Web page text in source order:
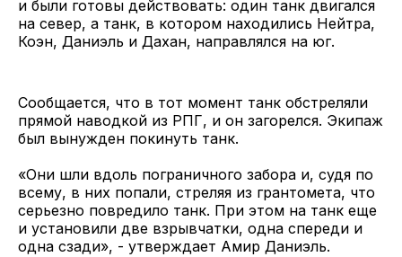
и были готовы действовать: один танк двигался
на север, а танк, в котором находились Нейтра,
Коэн, Даниэль и Дахан, направлялся на юг.
Сообщается, что в тот момент танк обстреляли
прямой наводкой из РПГ, и он загорелся. Экипаж
был вынужден покинуть танк.
«Они шли вдоль пограничного забора и, судя по
всему, в них попали, стреляя из грантомета, что
серьезно повредило танк. При этом на танк еще
и установили две взрывчатки, одна спереди и
одна сзади», - утверждает Амир Даниэль.